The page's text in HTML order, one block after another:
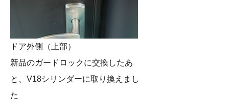
ドア外側（上部）
新品のガードロックに交換したあ
と、V18シリンダーに取り換えまし
た